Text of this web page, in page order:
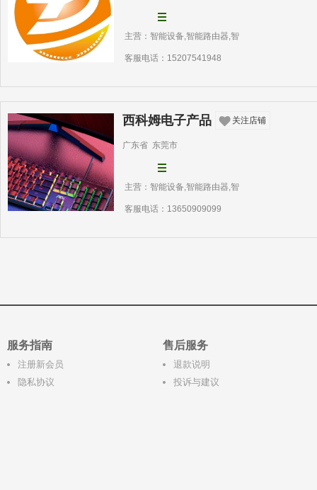
主营：智能设备,智能路由器,智
客服电话：15207541948
西科姆电子产品 关注店铺
广东省 东莞市
主营：智能设备,智能路由器,智
客服电话：13650909099
服务指南
注册新会员
隐私协议
售后服务
退款说明
投诉与建议